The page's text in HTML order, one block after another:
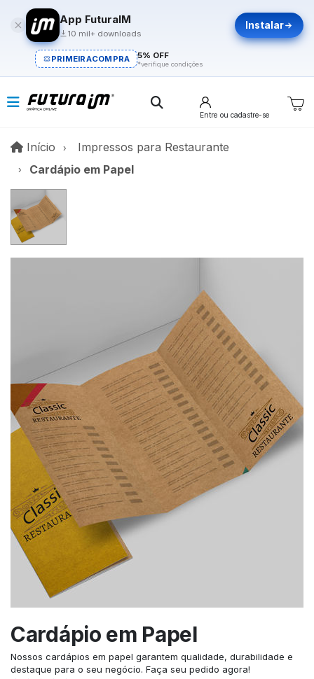
App FuturaIM
10 mil+ downloads
Instalar
PRIMEIRACOMPRA 5% OFF
*verifique condições
Entre ou cadastre-se
Início InícioImpressos para Restaurante
Cardápio em Papel
Cardápio em Papel
Nossos cardápios em papel garantem qualidade, durabilidade e
destaque para o seu negócio. Faça seu pedido agora!